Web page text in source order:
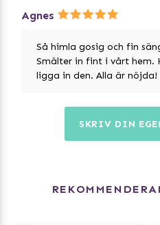
Agnes
Så himla gosig och fin
Smälter in fint i vårt hem.
ligga in den. Alla är nöjda!
SKRIV DIN